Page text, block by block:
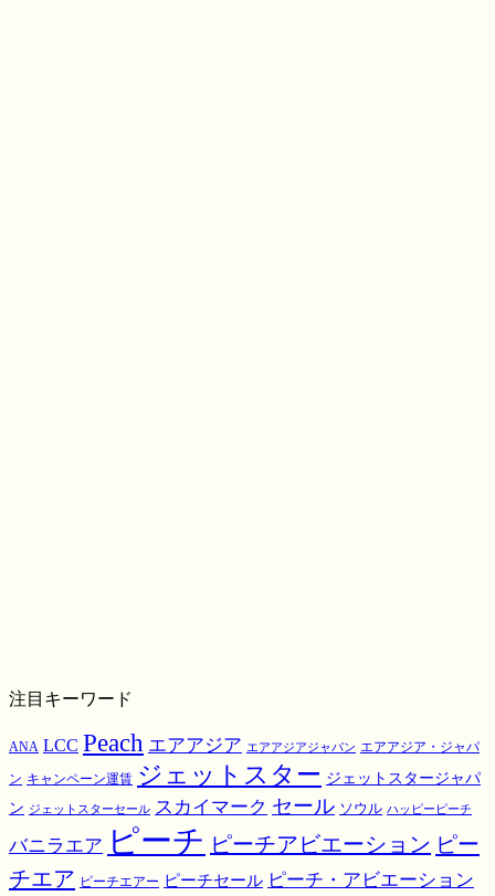
注目キーワード
ANA LCC Peach エアアジア エアアジアジャパン エアアジア・ジャパ
ン キャンペーン運賃 ジェットスター ジェットスタージャパ
ン ジェットスターセール スカイマーク セール ソウル ハッピーピーチ
バニラエア ピーチ ピーチアビエーション ピー
チエア ピーチエアー ピーチセール ピーチ・アビエーション